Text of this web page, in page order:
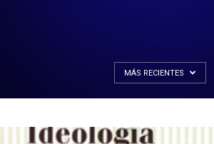
MÁS RECIENTES